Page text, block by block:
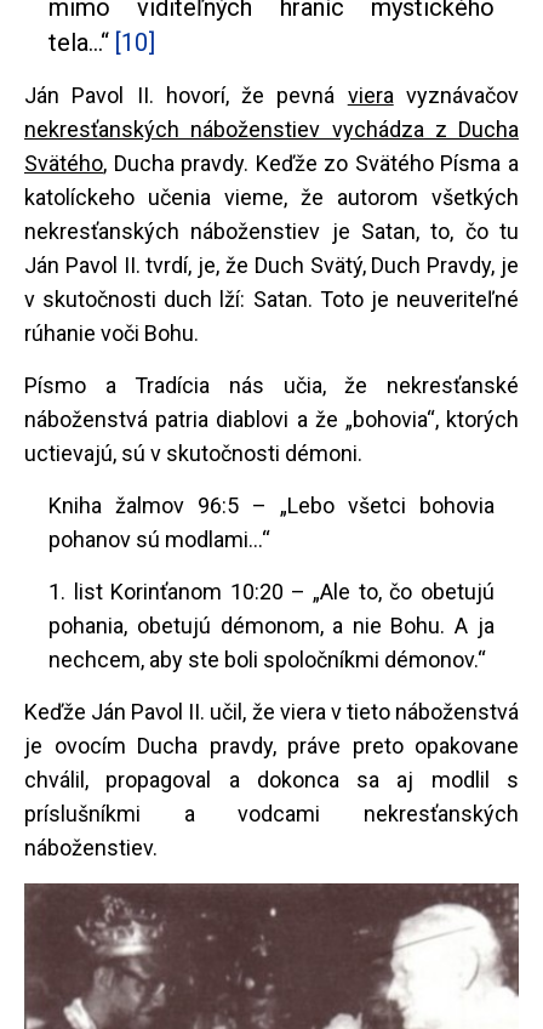
mimo viditeľných hraníc mystického
tela...“ [10]
Ján Pavol II. hovorí, že pevná viera vyznávačov
nekresťanských náboženstiev vychádza z Ducha
Svätého, Ducha pravdy. Keďže zo Svätého Písma a
katolíckeho učenia vieme, že autorom všetkých
nekresťanských náboženstiev je Satan, to, čo tu
Ján Pavol II. tvrdí, je, že Duch Svätý, Duch Pravdy, je
v skutočnosti duch lží: Satan. Toto je neuveriteľné
rúhanie voči Bohu.
Písmo a Tradícia nás učia, že nekresťanské
náboženstvá patria diablovi a že „bohovia“, ktorých
uctievajú, sú v skutočnosti démoni.
Kniha žalmov 96:5 – „Lebo všetci bohovia
pohanov sú modlami...“
1. list Korinťanom 10:20 – „Ale to, čo obetujú
pohania, obetujú démonom, a nie Bohu. A ja
nechcem, aby ste boli spoločníkmi démonov.“
Keďže Ján Pavol II. učil, že viera v tieto náboženstvá
je ovocím Ducha pravdy, práve preto opakovane
chválil, propagoval a dokonca sa aj modlil s
príslušníkmi a vodcami nekresťanských
náboženstiev.